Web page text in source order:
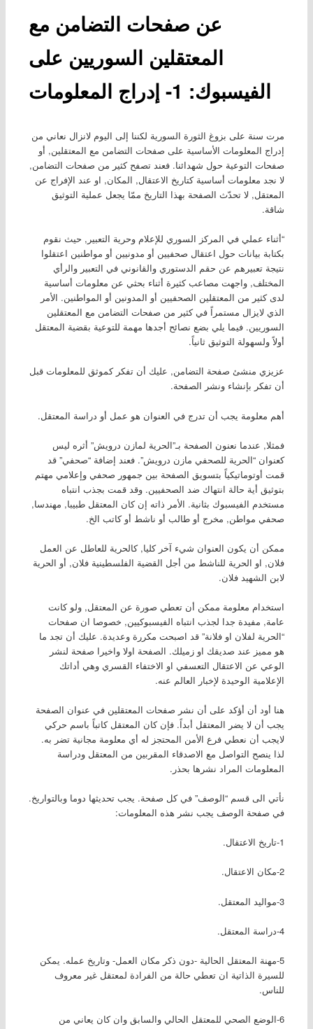
عن صفحات التضامن مع
المعتقلين السوريين على
الفيسبوك: 1- إدراج المعلومات
مرت سنة على بزوغ الثورة السورية لكننا إلى اليوم لانزال نعاني من
إدراج المعلومات الأساسية على صفحات التضامن مع المعتقلين, أو
صفحات التوعية حول شهدائنا. فعند تصفح كثير من صفحات التضامن,
لا نجد معلومات أساسية كتاريخ الاعتقال, المكان, او عند الإفراج عن
المعتقل, لا تحدّث الصفحة بهذا التاريخ ممّا يجعل عملية التوثيق
شاقة.
“أثناء عملي في المركز السوري للإعلام وحرية التعبير, حيث نقوم
بكتابة بيانات حول اعتقال صحفيين أو مدونيين أو مواطنين اعتقلوا
نتيجة تعبيرهم عن حقم الدستوري والقانوني في التعبير والرأي
المختلف, واجهت مصاعب كثيرة أثناء بحثي عن معلومات أساسية
لدى كثير من المعتقلين الصحفيين أو المدونين أو المواطنين. الأمر
الذي لايزال مستمراً في كثير من صفحات التضامن مع المعتقلين
السوريين. فيما يلي بضع نصائح أجدها مهمة للتوعية بقضية المعتقل
أولاً ولسهولة التوثيق ثانياً.
عزيزي منشئ صفحة التضامن, عليك أن تفكر كموثق للمعلومات قبل
أن تفكر بإنشاء ونشر الصفحة.
أهم معلومة يجب أن تدرج في العنوان هو عمل أو دراسة المعتقل.
فمثلا, عندما نعنون الصفحة بـ”الحرية لمازن درويش” أثره ليس
كعنوان “الحرية للصحفي مازن درويش”. فعند إضافة “صحفي” قد
قمت أوتوماتيكياً بتسويق الصفحة بين جمهور صحفي وإعلامي مهتم
بتوثيق أية حالة انتهاك ضد الصحفيين. وقد قمت بجذب انتباه
مستخدم الفيسبوك بثانية. الأمر ذاته إن كان المعتقل طبيبا, مهندسا,
صحفي مواطن, مخرج أو طالب أو ناشط أو كاتب الخ.
ممكن أن يكون العنوان شيء آخر كليا, كالحرية للعاطل عن العمل
فلان, او الحرية للناشط من أجل القضية الفلسطينية فلان, أو الحرية
لابن الشهيد فلان.
استخدام معلومة ممكن أن تعطي صورة عن المعتقل, ولو كانت
عامة, مفيدة جدا لجذب انتباه الفيسبوكيين, خصوصا ان صفحات
“الحرية لفلان او فلانة” قد اصبحت مكررة وعديدة. عليك أن تجد ما
هو مميز عند صديقك او زميلك. الصفحة اولا واخيرا صفحة لنشر
الوعي عن الاعتقال التعسفي او الاختفاء القسري وهي أداتك
الإعلامية الوحيدة لإخبار العالم عنه.
هنا أود أن أؤكد على أن نشر صفحات المعتقلين في عنوان الصفحة
يجب أن لا يضر المعتقل أبداً. فإن كان المعتقل كاتباً باسم حركي
لايجب أن نعطي فرع الأمن المحتجز له أي معلومة مجانية تضر به.
لذا ينصح التواصل مع الاصدقاء المقربين من المعتقل ودراسة
المعلومات المراد نشرها بحذر.
نأتي الى قسم “الوصف” في كل صفحة. يجب تحديثها دوما وبالتواريخ.
في صفحة الوصف يجب نشر هذه المعلومات:
1-تاريخ الاعتقال.
2-مكان الاعتقال.
3-مواليد المعتقل.
4-دراسة المعتقل.
5-مهنة المعتقل الحالية -دون ذكر مكان العمل- وتاريخ عمله. يمكن
للسيرة الذاتية ان تعطي حالة من الفرادة لمعتقل غير معروف
للناس.
6-الوضع الصحي للمعتقل الحالي والسابق وان كان يعاني من